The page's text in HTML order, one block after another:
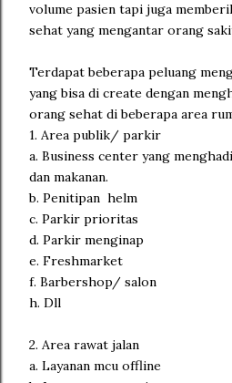
volume pasien tapi juga
sehat yang mengantar orang
Terdapat beberapa peluang
yang bisa di create dengan
orang sehat di beberapa area
1. Area publik/ parkir
a. Business center yang
dan makanan.
b. Penitipan helm
c. Parkir prioritas
d. Parkir menginap
e. Freshmarket
f. Barbershop/ salon
h. Dll
2. Area rawat jalan
a. Layanan mcu offline